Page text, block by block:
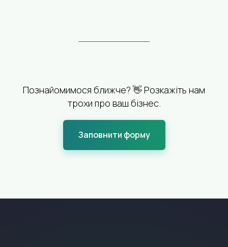
Познайомимося ближче? 👋 Розкажіть нам
трохи про ваш бізнес.
Заповнити форму